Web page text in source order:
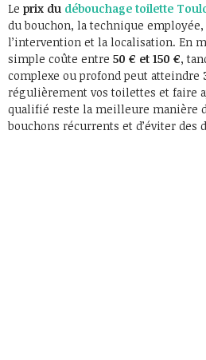
Le prix du débouchage toilette
du bouchon, la technique employée,
l’intervention et la localisation. En
simple coûte entre 50 € et 150 €,
complexe ou profond peut atteindre
régulièrement vos toilettes et faire
qualifié reste la meilleure manière
bouchons récurrents et d’éviter des